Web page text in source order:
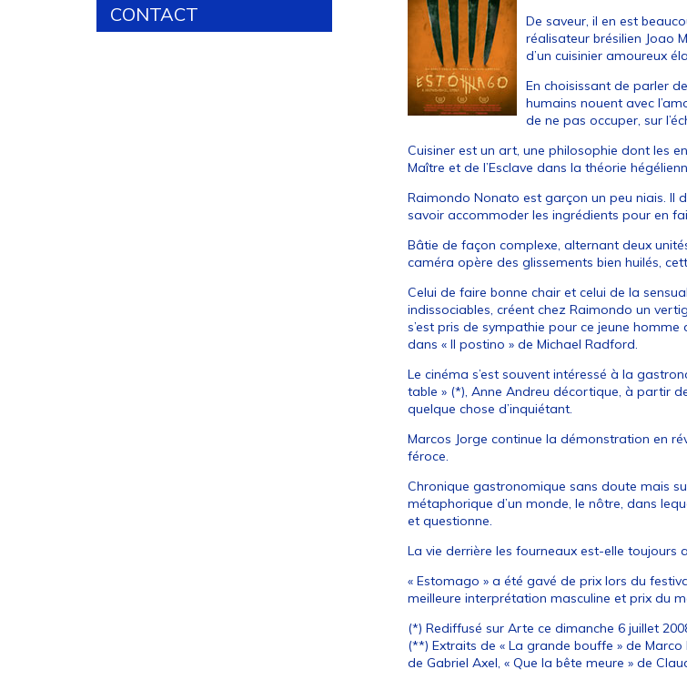
CONTACT
De saveur, il en est
réalisateur brésilien Joao
d’un cuisinier amoureux
En choisissant de parler
humains nouent avec
de ne pas occuper, sur
Cuisiner est un art, une philosophie dont les
Maître et de l’Esclave dans la théorie
Raimondo Nonato est garçon un peu niais. Il
savoir accommoder les ingrédients pour en
Bâtie de façon complexe, alternant deux
caméra opère des glissements bien huilés,
Celui de faire bonne chair et celui de la
indissociables, créent chez Raimondo un
s’est pris de sympathie pour ce jeune
dans « Il postino » de Michael Radford.
Le cinéma s’est souvent intéressé à la
table » (*), Anne Andreu décortique, à partir
quelque chose d’inquiétant.
Marcos Jorge continue la démonstration en
féroce.
Chronique gastronomique sans doute mais
métaphorique d’un monde, le nôtre, dans
et questionne.
La vie derrière les fourneaux est-elle toujours
« Estomago » a été gavé de prix lors du
meilleure interprétation masculine et prix du
(*) Rediffusé sur Arte ce dimanche 6 juillet
(**) Extraits de « La grande bouffe » de
de Gabriel Axel, « Que la bête meure » de